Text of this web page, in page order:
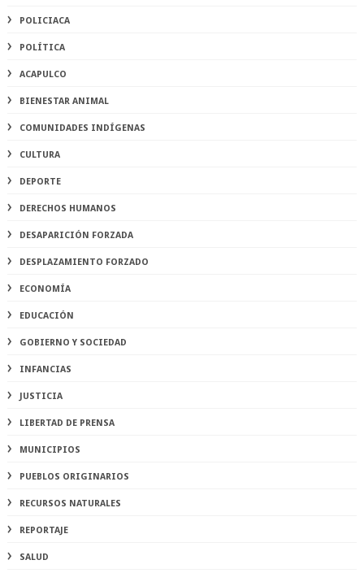
POLICIACA
POLÍTICA
ACAPULCO
BIENESTAR ANIMAL
COMUNIDADES INDÍGENAS
CULTURA
DEPORTE
DERECHOS HUMANOS
DESAPARICIÓN FORZADA
DESPLAZAMIENTO FORZADO
ECONOMÍA
EDUCACIÓN
GOBIERNO Y SOCIEDAD
INFANCIAS
JUSTICIA
LIBERTAD DE PRENSA
MUNICIPIOS
PUEBLOS ORIGINARIOS
RECURSOS NATURALES
REPORTAJE
SALUD